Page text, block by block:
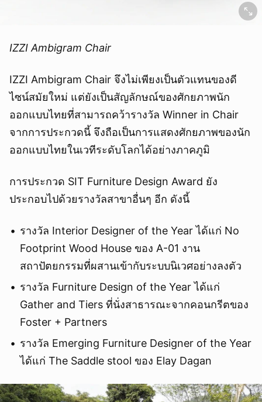
IZZI Ambigram Chair
IZZI Ambigram Chair จึงไม่เพียงเป็นตัวแทนของดี
ไซน์สมัยใหม่ แต่ยังเป็นสัญลักษณ์ของศักยภาพนัก
ออกแบบไทยที่สามารถคว้ารางวัล Winner in Chair
จากการประกวดนี้ จึงถือเป็นการแสดงศักยภาพของนัก
ออกแบบไทยในเวทีระดับโลกได้อย่างภาคภูมิ
การประกวด SIT Furniture Design Award ยัง
ประกอบไปด้วยรางวัลสาขาอื่นๆ อีก ดังนี้
รางวัล Interior Designer of the Year ได้แก่ No
Footprint Wood House ของ A-01 งาน
สถาปัตยกรรมที่ผสานเข้ากับระบบนิเวศอย่างลงตัว
รางวัล Furniture Design of the Year ได้แก่
Gather and Tiers ที่นั่งสาธารณะจากคอนกรีตของ
Foster + Partners
รางวัล Emerging Furniture Designer of the Year
ได้แก่ The Saddle stool ของ Elay Dagan